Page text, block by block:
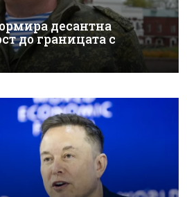
десантна
до границата с